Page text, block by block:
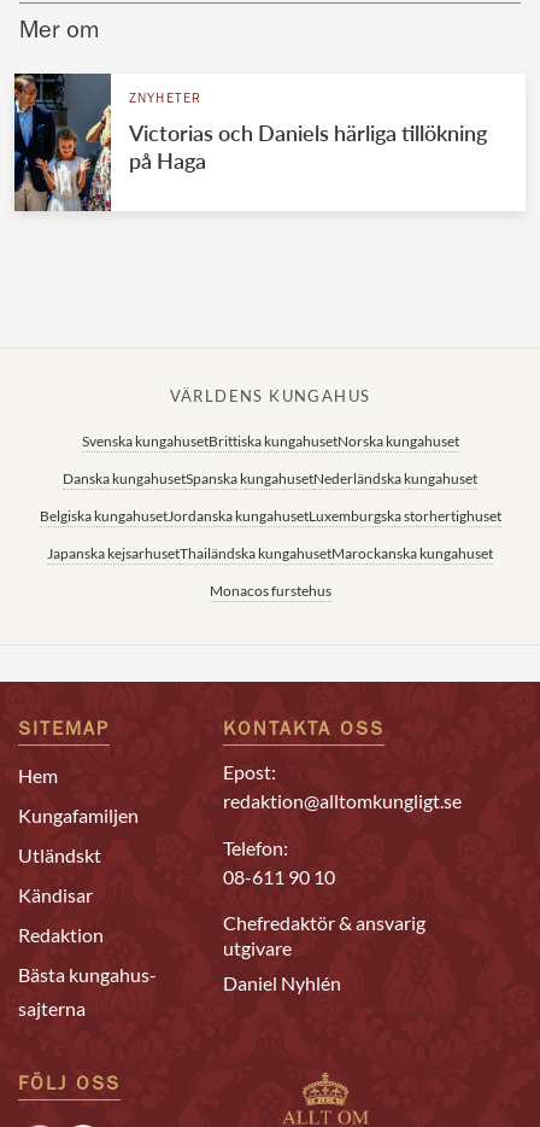
Mer om
ZNYHETER
Victorias och Daniels härliga tillökning
på Haga
VÄRLDENS KUNGAHUS
Svenska kungahusetBrittiska kungahusetNorska kungahuset
Danska kungahusetSpanska kungahusetNederländska kungahuset
Belgiska kungahusetJordanska kungahusetLuxemburgska storhertighuset
Japanska kejsarhusetThailändska kungahusetMarockanska kungahuset
Monacos furstehus
SITEMAP
Hem
Kungafamiljen
Utländskt
Kändisar
Redaktion
Bästa kungahus-
sajterna
KONTAKTA OSS
Epost:
redaktion@alltomkungligt.se
Telefon:
08-611 90 10
Chefredaktör & ansvarig
utgivare
Daniel Nyhlén
FÖLJ OSS